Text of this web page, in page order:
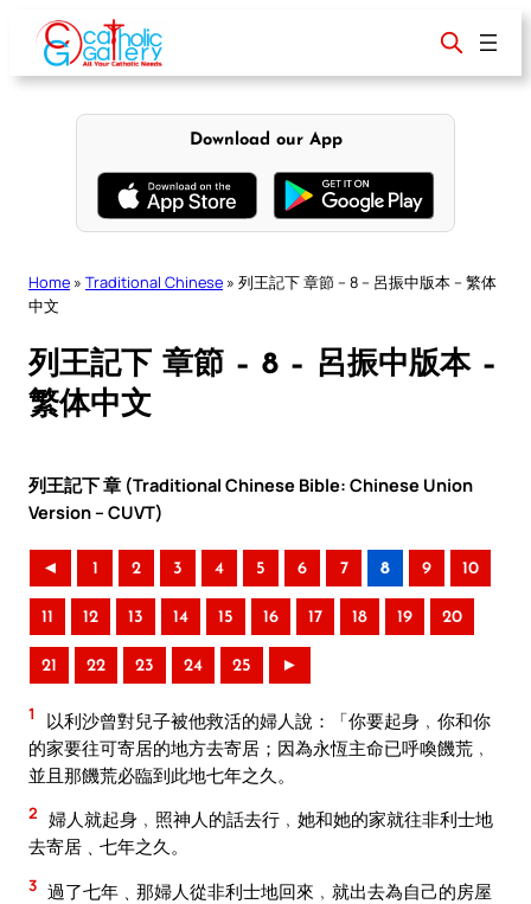
content
Download our App
Home » Traditional Chinese » 列王記下 章節 – 8 – 呂振中版本 – 繁体
中文
列王記下 章節 – 8 – 呂振中版本 –
繁体中文
列王記下 章 (Traditional Chinese Bible: Chinese Union
Version – CUVT)
◄ 1 2 3 4 5 6 7 8 9 10
11 12 13 14 15 16 17 18 19 20
21 22 23 24 25 ►
1
以利沙曾對兒子被他救活的婦人說：「你要起身﹐你和你
的家要往可寄居的地方去寄居；因為永恆主命已呼喚饑荒﹐
並且那饑荒必臨到此地七年之久。
2 婦人就起身﹐照神人的話去行﹐她和她的家就往非利士地
去寄居﹑七年之久。
3 過了七年﹑那婦人從非利士地回來﹐就出去為自己的房屋